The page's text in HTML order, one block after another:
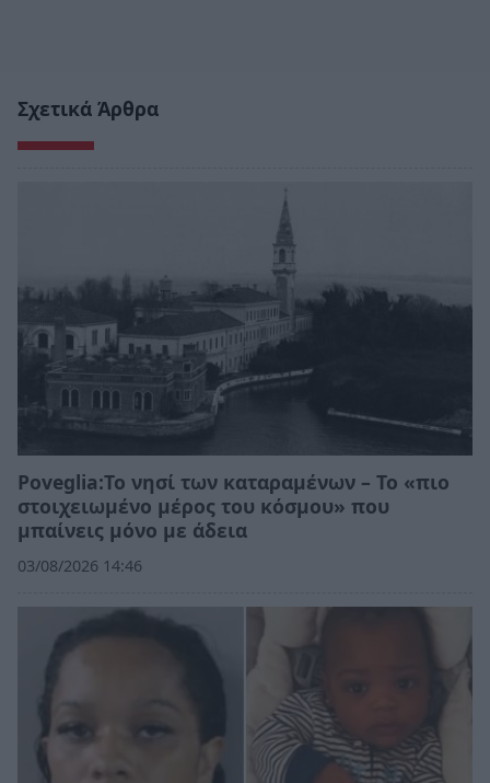
Σχετικά Άρθρα
Poveglia:Το νησί των καταραμένων – Το «πιο
στοιχειωμένο μέρος του κόσμου» που
μπαίνεις μόνο με άδεια
03/08/2026 14:46